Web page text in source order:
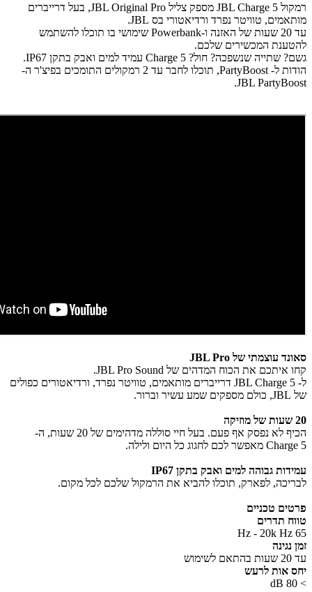
רמקול JBL Charge 5 מספק צליל JBL Original Pro, בעל דרייברים
מותאמים, טוויטר נפרד ורדיאטורי בס JBL.
עד 20 שעות של האזנה ו-Powerbank שימושי בו תוכלו להשתמש
להטענת המכשירים שלכם.
גשם? שתייה שנשפכה? חול? Charge 5 עמיד למים ואבק בתקן IP67.
הודות ל- PartyBoost, תוכלו לחבר עד 2 רמקולים התומכים בפיצ'ר ה-
JBL PartyBoost.
סאונד עוצמתי של JBL Pro
קחו איתכם את הכוח המדהים של JBL Pro Sound.
ל- JBL Charge 5 דרייברים מותאמים, טוויטר נפרד, ורדיאטורים כפולים
של JBL, כולם מספקים שמע עשיר וברור.
20 שעות של מוזיקה
הכיף לא נפסק אף פעם. בעל חיי סוללה מדהימים של 20 שעות, ה-
Charge 5 מאפשר לכם לחגוג כל היום ולילה.
עמידות גבוהה למים ואבק בתקן IP67
לבריכה, לפארק, תוכלו להביא את הרמקול שלכם לכל מקום.
פרטים טכניים
טווח תדרים
65 Hz - 20k Hz
זמן נגינה
עד 20 שעות בהתאם לשימוש
יחס אות לרעש
> 80 dB